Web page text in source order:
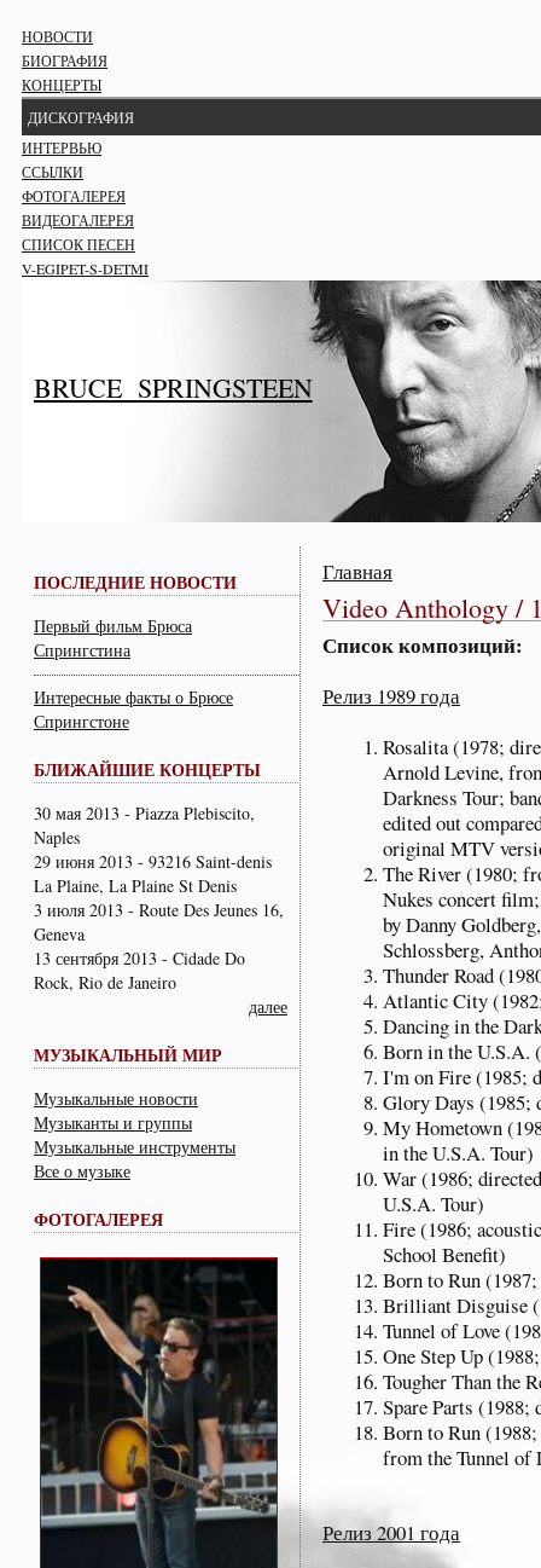
НОВОСТИ
БИОГРАФИЯ
КОНЦЕРТЫ
ДИСКОГРАФИЯ
ИНТЕРВЬЮ
ССЫЛКИ
ФОТОГАЛЕРЕЯ
ВИДЕОГАЛЕРЕЯ
СПИСОК ПЕСЕН
V-EGIPET-S-DETMI
BRUCE SPRINGSTEEN
ПОСЛЕДНИЕ НОВОСТИ
Первый фильм Брюса
Спрингстина
Интересные факты о Брюсе
Спрингстоне
БЛИЖАЙШИЕ КОНЦЕРТЫ
30 мая 2013 - Piazza Plebiscito,
Naples
29 июня 2013 - 93216 Saint-denis
La Plaine, La Plaine St Denis
3 июля 2013 - Route Des Jeunes 16,
Geneva
13 сентября 2013 - Cidade Do
Rock, Rio de Janeiro
далее
МУЗЫКАЛЬНЫЙ МИР
Музыкальные новости
Музыканты и группы
Музыкальные инструменты
Все о музыке
ФОТОГАЛЕРЕЯ
Главная
Video Anthology /
Список композиций:
Релиз 1989 года
Rosalita (1978;
Arnold Levine,
Darkness Tour;
edited out
original MTV
The River (1980;
Nukes concert
by Danny
Schlossberg,
Thunder Road
Atlantic City
Dancing in the
Born in the U.S.A.
I'm on Fire (1985;
Glory Days (1985;
My Hometown
in the U.S.A. Tour)
War (1986;
U.S.A. Tour)
Fire (1986;
School Benefit)
Born to Run
Brilliant Disguise
Tunnel of Love
One Step Up
Tougher Than the
Spare Parts (1988;
Born to Run
from the Tunnel of
Релиз 2001 года